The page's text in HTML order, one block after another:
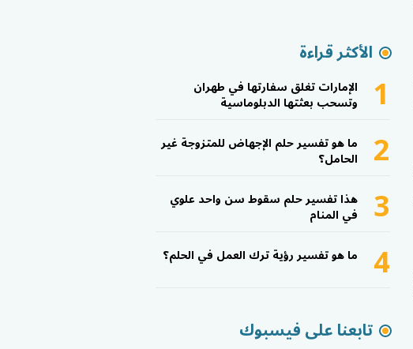
الأكثر قراءة
1 الإمارات تغلق سفارتها في طهران
وتسحب بعثتها الدبلوماسية
2 ما هو تفسير حلم الإجهاض للمتزوجة غير
الحامل؟
3 هذا تفسير حلم سقوط سن واحد علوي
في المنام
4 ما هو تفسير رؤية ترك العمل في الحلم؟
تابعنا على فيسبوك